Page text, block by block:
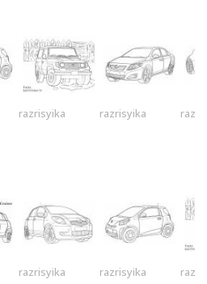
razrisyika razrisyika
razrisyika razrisyika